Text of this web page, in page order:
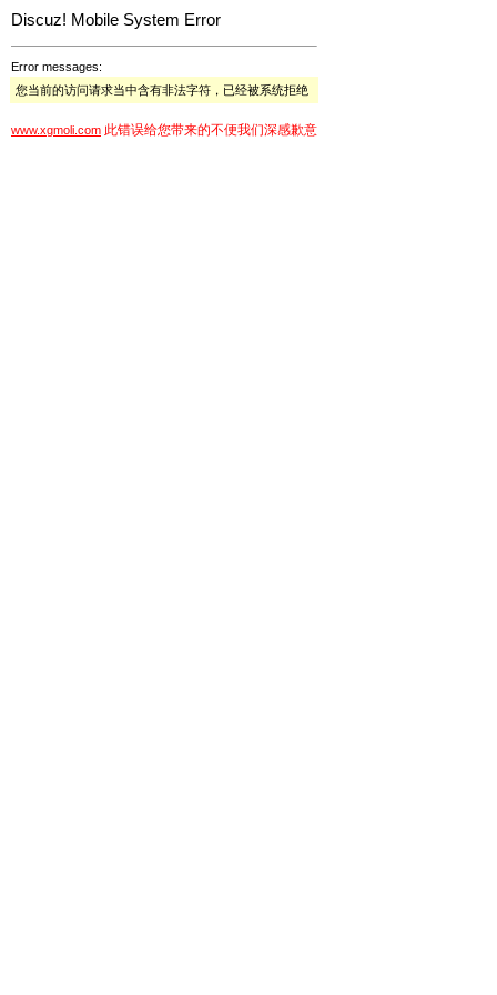
Discuz! Mobile System Error
Error messages:
您当前的访问请求当中含有非法字符，已经被系统拒绝
www.xgmoli.com 此错误给您带来的不便我们深感歉意